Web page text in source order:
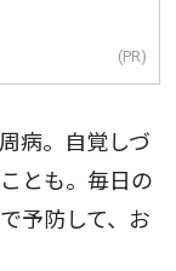
(PR)
病。自覚しづ
とも。毎日の
予防して、お